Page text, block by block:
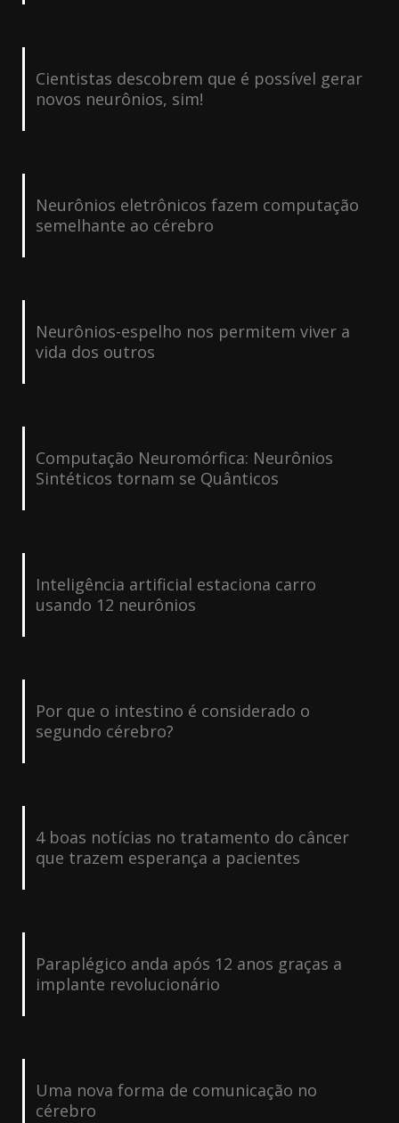
Cientistas descobrem que é possível gerar
novos neurônios, sim!
Neurônios eletrônicos fazem computação
semelhante ao cérebro
Neurônios-espelho nos permitem viver a
vida dos outros
Computação Neuromórfica: Neurônios
Sintéticos tornam se Quânticos
Inteligência artificial estaciona carro
usando 12 neurônios
Por que o intestino é considerado o
segundo cérebro?
4 boas notícias no tratamento do câncer
que trazem esperança a pacientes
Paraplégico anda após 12 anos graças a
implante revolucionário
Uma nova forma de comunicação no
cérebro